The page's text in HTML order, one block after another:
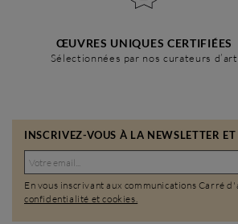
ŒUVRES UNIQUES CERTIFIÉES
Sélectionnées par nos curateurs d’art
INSCRIVEZ-VOUS À LA NEWSLETTER
En vous inscrivant aux communications Carré
confidentialité et cookies.